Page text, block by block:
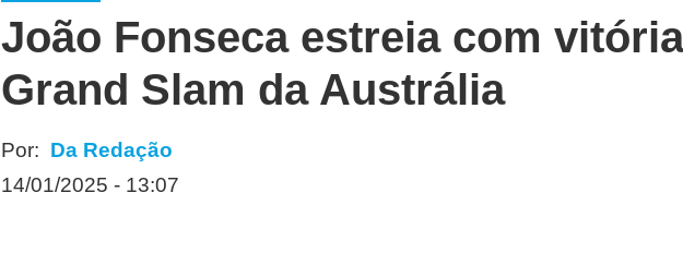
João Fonseca estreia com
Grand Slam da Austrália
Por: Da Redação
14/01/2025 - 13:07